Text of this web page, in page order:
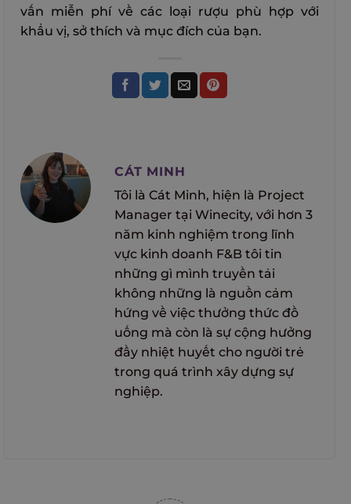
vấn miễn phí về các loại rượu phù hợp với
khẩu vị, sở thích và mục đích của bạn.
CÁT MINH
Tôi là Cát Minh, hiện là Project
Manager tại Winecity, với hơn 3
năm kinh nghiệm trong lĩnh
vực kinh doanh F&B tôi tin
những gì mình truyền tải
không những là nguồn cảm
hứng về việc thưởng thức đồ
uống mà còn là sự cộng hưởng
đầy nhiệt huyết cho người trẻ
trong quá trình xây dựng sự
nghiệp.